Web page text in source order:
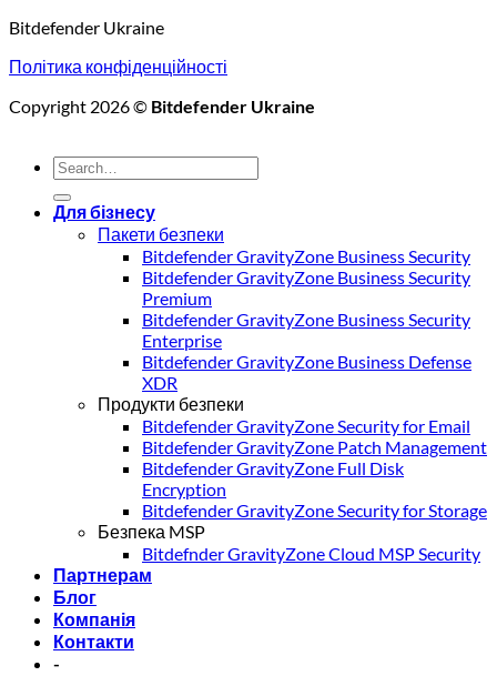
Bitdefender Ukraine
Політика конфіденційності
Copyright 2026 © Bitdefender Ukraine
Для бізнесу
Пакети безпеки
Bitdefender GravityZone Business Security
Bitdefender GravityZone Business Security
Premium
Bitdefender GravityZone Business Security
Enterprise
Bitdefender GravityZone Business Defense
XDR
Продукти безпеки
Bitdefender GravityZone Security for Email
Bitdefender GravityZone Patch Management
Bitdefender GravityZone Full Disk
Encryption
Bitdefender GravityZone Security for Storage
Безпека MSP
Bitdefnder GravityZone Cloud MSP Security
Партнерам
Блог
Компанія
Контакти
-